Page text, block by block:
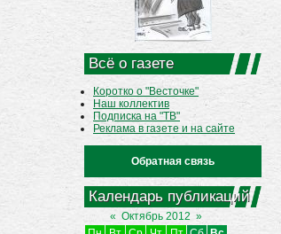
Всё о газете
Коротко о "Весточке"
Наш коллектив
Подписка на "ТВ"
Реклама в газете и на сайте
Обратная связь
Календарь публикаций
« Октябрь 2012 »